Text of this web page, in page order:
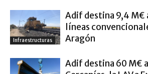
Infraestructuras
Adif destina 9,4 M€
líneas
Aragón
Adif destina 60 M€